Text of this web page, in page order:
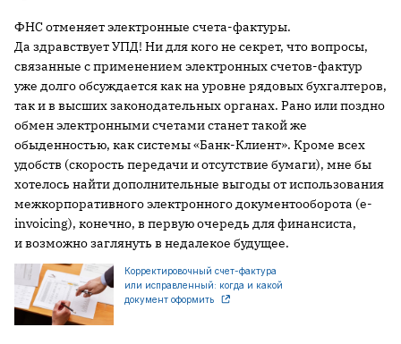
ФНС отменяет электронные счета-фактуры.
Да здравствует УПД! Ни для кого не секрет, что вопросы,
связанные с применением электронных счетов-фактур
уже долго обсуждается как на уровне рядовых бухгалтеров,
так и в высших законодательных органах. Рано или поздно
обмен электронными счетами станет такой же
обыденностью, как системы «Банк-Клиент». Кроме всех
удобств (скорость передачи и отсутствие бумаги), мне бы
хотелось найти дополнительные выгоды от использования
межкорпоративного электронного документооборота (e-
invoicing), конечно, в первую очередь для финансиста,
и возможно заглянуть в недалекое будущее.
Корректировочный счет-фактура
или исправленный: когда и какой
документ оформить